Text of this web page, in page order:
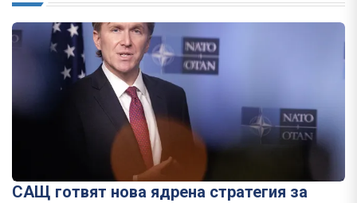
САЩ готвят нова ядрена стратегия за